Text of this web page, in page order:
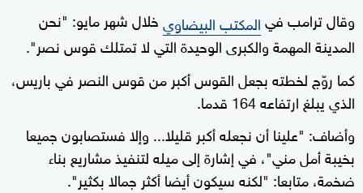
وقال ترامب فيالمكتب البيضاويخلال شهر مايو: "نحن
المدينة المهمة والكبرى الوحيدة التي لا تمتلك قوس نصر".
كما روّج لخطته بجعل القوس أكبر من قوس النصر في باريس،
الذي يبلغ ارتفاعه 164 قدما.
وأضاف: "علينا أن نجعله أكبر قليلا... وإلا فستصابون جميعا
بخيبة أمل مني"، في إشارة إلى ميله لتنفيذ مشاريع بناء
ضخمة، متابعا: "لكنه سيكون أيضا أكثر جمالا بكثير".